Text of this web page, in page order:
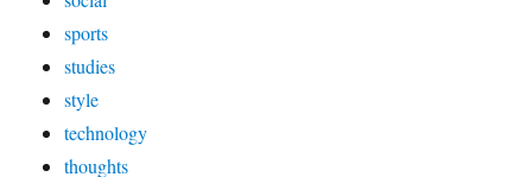
sports
studies
style
technology
thoughts